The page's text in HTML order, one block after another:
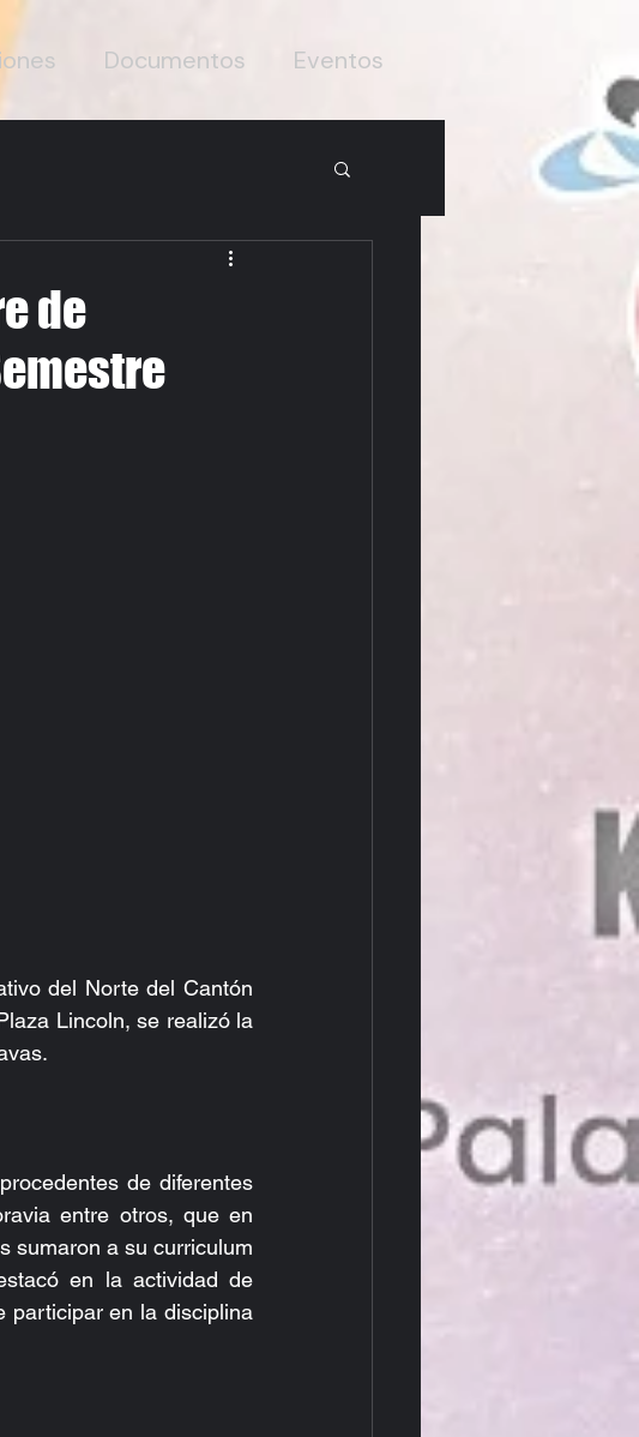
Documentos Eventos
de
del Norte del Cantón
Lincoln, se realizó la
de diferentes
entre otros, que en
sumaron a su curriculum
en la actividad de
participar en la disciplina